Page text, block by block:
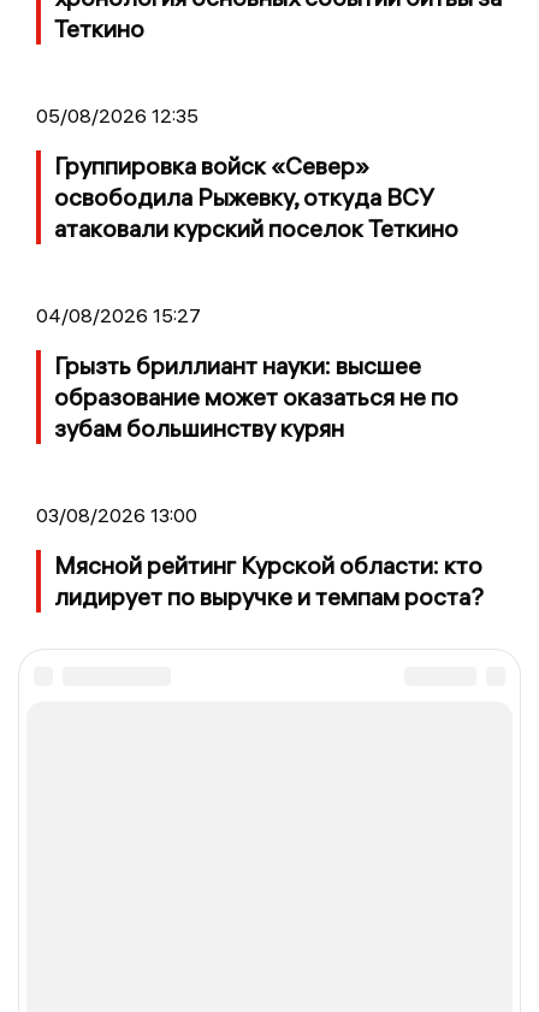
Теткино
05/08/2026 12:35
Группировка войск «Север»
освободила Рыжевку, откуда ВСУ
атаковали курский поселок Теткино
04/08/2026 15:27
Грызть бриллиант науки: высшее
образование может оказаться не по
зубам большинству курян
03/08/2026 13:00
Мясной рейтинг Курской области: кто
лидирует по выручке и темпам роста?